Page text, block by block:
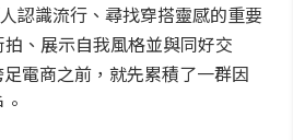
認識流行、尋找穿搭靈感的重要
、展示自我風格並與同好交
電商之前，就先累積了一群因